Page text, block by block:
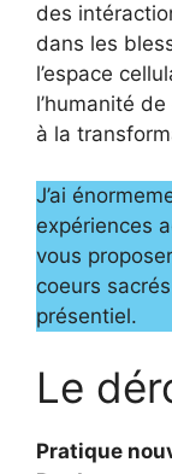
des
dans les
l’espace
l’humanité
à la
J’ai
expériences
vous
coeurs
présentiel.
Le
Pratique